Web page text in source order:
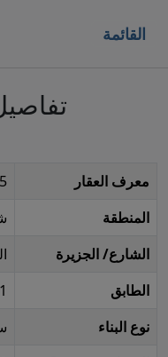
القائمة
معرف العقار
المنطقة
الشارع/ الجزيرة
الطابق
1 الأرضي
نوع البناء